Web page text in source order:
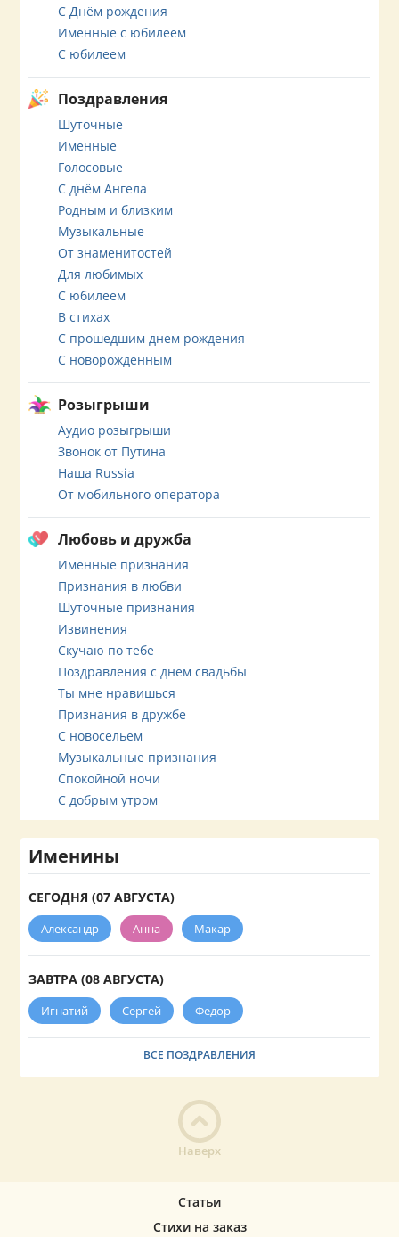
С Днём рождения
Именные с юбилеем
С юбилеем
Поздравления
Шуточные
Именные
Голосовые
С днём Ангела
Родным и близким
Музыкальные
От знаменитостей
Для любимых
С юбилеем
В стихах
С прошедшим днем рождения
С новорождённым
Розыгрыши
Аудио розыгрыши
Звонок от Путина
Наша Russia
От мобильного оператора
Любовь и дружба
Именные признания
Признания в любви
Шуточные признания
Извинения
Скучаю по тебе
Поздравления с днем свадьбы
Ты мне нравишься
Признания в дружбе
С новосельем
Музыкальные признания
Спокойной ночи
С добрым утром
Именины
СЕГОДНЯ (07 АВГУСТА)
Александр Анна Макар
ЗАВТРА (08 АВГУСТА)
Игнатий Сергей Федор
ВСЕ ПОЗДРАВЛЕНИЯ
Наверх
Статьи
Стихи на заказ